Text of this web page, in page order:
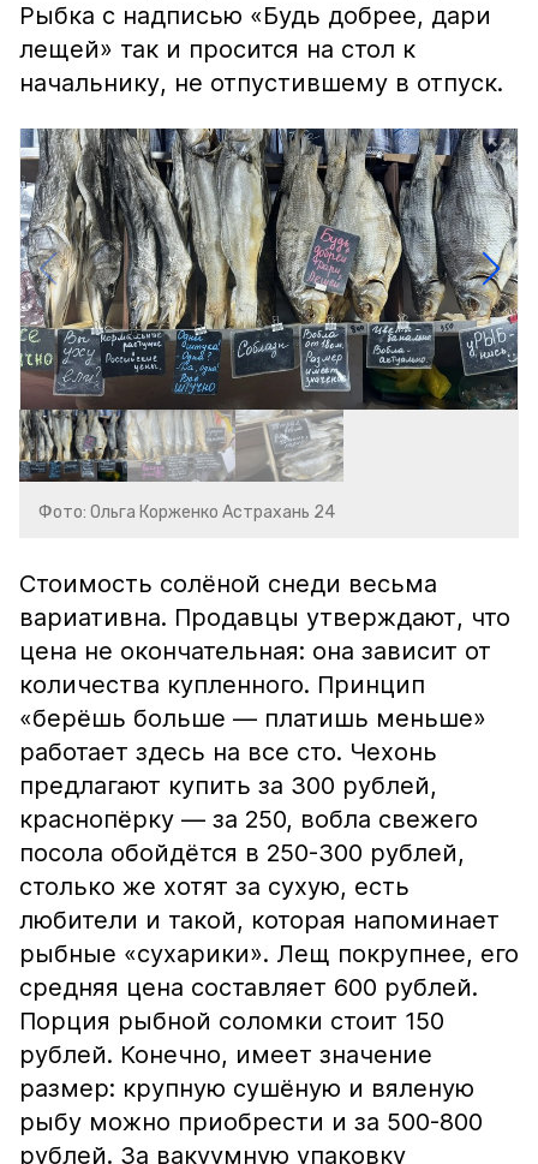
Рыбка с надписью «Будь добрее, дари
лещей» так и просится на стол к
начальнику, не отпустившему в отпуск.
Фото: Ольга Корженко Астрахань 24
Стоимость солёной снеди весьма
вариативна. Продавцы утверждают, что
цена не окончательная: она зависит от
количества купленного. Принцип
«берёшь больше — платишь меньше»
работает здесь на все сто. Чехонь
предлагают купить за 300 рублей,
краснопёрку — за 250, вобла свежего
посола обойдётся в 250-300 рублей,
столько же хотят за сухую, есть
любители и такой, которая напоминает
рыбные «сухарики». Лещ покрупнее, его
средняя цена составляет 600 рублей.
Порция рыбной соломки стоит 150
рублей. Конечно, имеет значение
размер: крупную сушёную и вяленую
рыбу можно приобрести и за 500-800
рублей. За вакуумную упаковку